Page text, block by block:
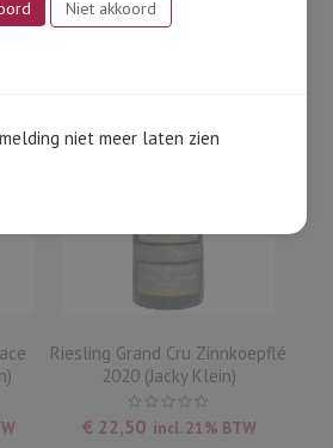
Riesling Grand Cru Zinnkoepflé
2020 (Jacky Klein)
€ 22,50 incl. 21% BTW
Niet akkoord
niet meer laten zien